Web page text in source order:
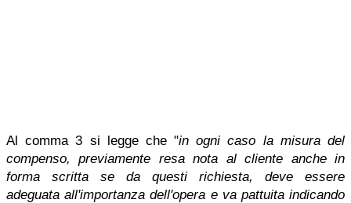
Al comma 3 si legge che "in ogni caso la misura del
compenso, previamente resa nota al cliente anche in
forma scritta se da questi richiesta, deve essere
adeguata all'importanza dell'opera e va pattuita indicando